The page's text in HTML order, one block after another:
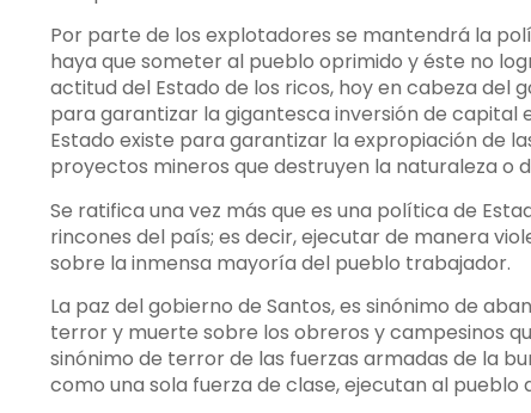
Por parte de los explotadores se mantendrá la
haya que someter al pueblo oprimido y éste no
actitud del Estado de los ricos, hoy en cabeza del
para garantizar la gigantesca inversión de
Estado existe para garantizar la expropiación de
proyectos mineros que destruyen la naturaleza o
Se ratifica una vez más que es una política de
rincones del país; es decir, ejecutar de manera
sobre la inmensa mayoría del pueblo trabajador.
La paz del gobierno de Santos, es sinónimo de
terror y muerte sobre los obreros y campesinos
sinónimo de terror de las fuerzas armadas de la
como una sola fuerza de clase, ejecutan al pueblo